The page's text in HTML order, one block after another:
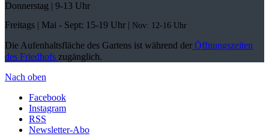
Donnerstag | 9-13 Uhr
Freitags | Mai - Sept: 15-19 Uhr | Nov: 12-16 Uhr
Die Aufenhaltsfläche des Gartens ist während der Öffnungszeiten
des Friedhofs zugänglich.
Nach oben
Facebook
Instagram
RSS
Newsletter-Abo